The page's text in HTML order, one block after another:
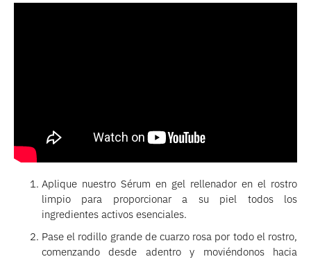
Aplique nuestro Sérum en gel rellenador en el rostro
limpio para proporcionar a su piel todos los
ingredientes activos esenciales.
Pase el rodillo grande de cuarzo rosa por todo el rostro,
comenzando desde adentro y moviéndonos hacia